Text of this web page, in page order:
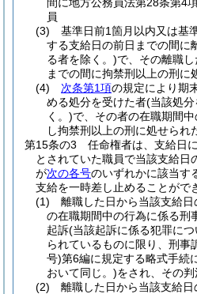
員
(3)
基準日前1箇月以内又は基
する支給日の前日までの間に
る者を除く。)で、その離職
までの間に拘禁刑以上の刑に
(4)
次条第1項の規定により期
める処分を受けた者(当該処
く。)で、その者の在職期間
し拘禁刑以上の刑に処せられ
第15条の3
任命権者は、支給日
とされていた職員で当該支給日
が次の各号のいずれかに該当す
支給を一時差し止めることがで
(1)
離職した日から当該支給
の在職期間中の行為に係る刑
起訴(当該起訴に係る犯罪に
られているものに限り、刑事
号)第6編に規定する略式手続
おいて同じ。)をされ、その
(2)
離職した日から当該支給